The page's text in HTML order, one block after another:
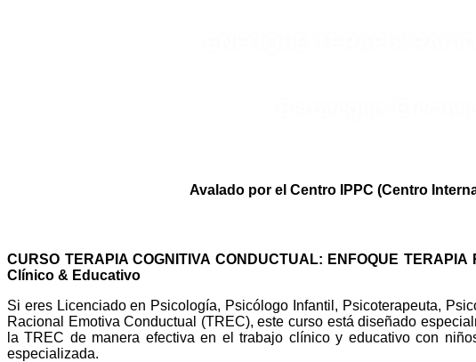
Avalado por el Centro IPPC (Centro
CURSO TERAPIA COGNITIVA CONDUCTUAL: ENFOQUE
Clínico & Educativo
Si eres Licenciado en Psicología, Psicólogo Infantil, Psicoterapeuta,
Racional Emotiva Conductual (TREC), este curso está diseñado
la TREC de manera efectiva en el trabajo clínico y educativo con
especializada.